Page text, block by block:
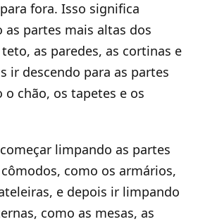
fora. Isso significa
partes mais altas dos
as paredes, as cortinas e
ir descendo para as partes
o chão, os tapetes e os
limpando as partes
como os armários,
e depois ir limpando
como as mesas, as